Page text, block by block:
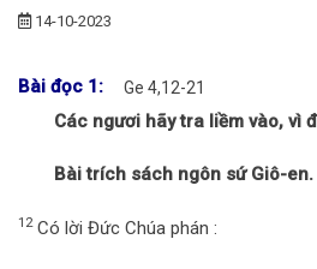
14-10-2023
Bài đọc 1: Ge 4,12-21
Các ngươi hãy tra liềm vào, vì
Bài trích sách ngôn sứ Giô-en.
12Có lời Đức Chúa phán :